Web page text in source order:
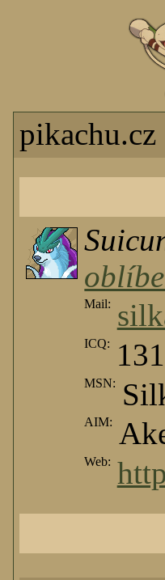
pikachu.cz
Mail:
ICQ:
MSN:
AIM:
Web: